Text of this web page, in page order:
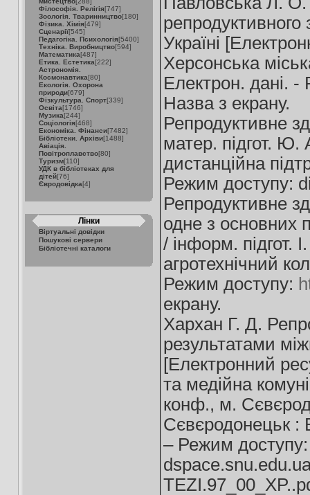
Філософія. Релігія[747]
Зоологія. Тваринництво[180]
Фізика. Хімія[479]
Сценарії[545]
Педагогіка. Психологія[5400]
Техніка. Виробництво[594]
Математика[487]
Етика. Естетика[222]
Астрономія.
Космонавтика[80]
Екологія. Охорона
природи[679]
Фізкультура. Спорт[339]
Освіта[1746]
Музика[244]
Соціологія[468]
Економіка. Фінанси[7482]
Бібліотеки. Архіви[1488]
Авіація.
Повітроплавство[80]
Туризм[110]
УДК в бібліотеках для
дітей[76]
Євродовідка[4]
Лінки
Віртуальні довідки
Пошукові сервери
Бібліотечні каталоги
репродуктивного
Україні
Херсонська
Електрон. дані.
Назва з екрану.
Репродуктивне
матер. підгот.
дистанційна
Режим доступу:
Репродуктивне
одне з основних
/ інформ. підгот.
агротехнічний
Режим доступу:
екрану.
Хархан Г. Д.
результатами
[Електронний
та медійна
конф., м.
Сєвєродонецьк
– Режим доступу: